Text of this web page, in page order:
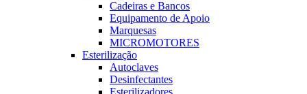
Cadeiras e Bancos
Equipamento de Apoio
Marquesas
MICROMOTORES
Esterilização
Autoclaves
Desinfectantes
Esterilizadores